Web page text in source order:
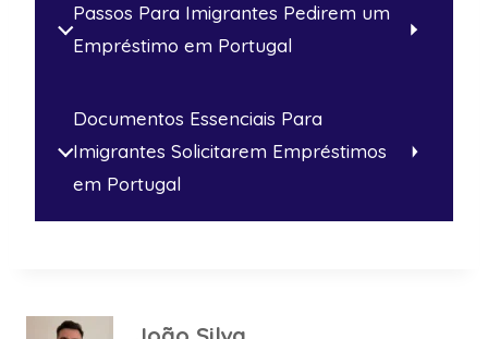
Passos Para Imigrantes Pedirem um
Empréstimo em Portugal
Documentos Essenciais Para
Imigrantes Solicitarem Empréstimos
em Portugal